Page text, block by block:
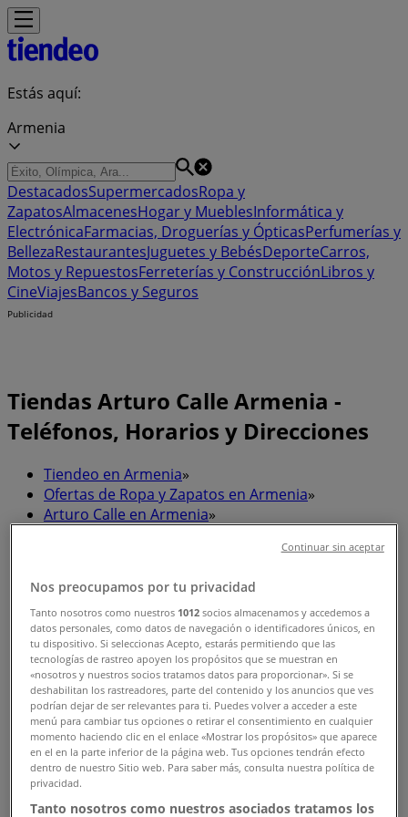
Estás aquí:
Armenia
DestacadosSupermercadosRopa y
ZapatosAlmacenesHogar y MueblesInformática y
ElectrónicaFarmacias, Droguerías y ÓpticasPerfumerías y
BellezaRestaurantesJuguetes y BebésDeporteCarros,
Motos y RepuestosFerreterías y ConstrucciónLibros y
CineViajesBancos y Seguros
Publicidad
Tiendas Arturo Calle Armenia -
Teléfonos, Horarios y Direcciones
Tiendeo en Armenia»
Ofertas de Ropa y Zapatos en Armenia»
Arturo Calle en Armenia»
Tiendas de Arturo Calle en Armenia
Arturo Calle
Calle 21 No 15-29 Centro, Calarcá
3.9 km
Abierto
Nos preocupamos por tu privacidad
Tanto nosotros como nuestros 1012 socios almacenamos y accedemos a
datos personales, como datos de navegación o identificadores únicos, en
tu dispositivo. Si seleccionas Acepto, estarás permitiendo que las
tecnologías de rastreo apoyen los propósitos que se muestran en
«nosotros y nuestros socios tratamos datos para proporcionar». Si se
deshabilitan los rastreadores, parte del contenido y los anuncios que ves
podrían dejar de ser relevantes para ti. Puedes volver a acceder a este
menú para cambiar tus opciones o retirar el consentimiento en cualquier
momento haciendo clic en el enlace «Mostrar los propósitos» que aparece
en el en la parte inferior de la página web. Tus opciones tendrán efecto
dentro de nuestro Sitio web. Para saber más, consulta nuestra política de
privacidad.
Tanto nosotros como nuestros asociados tratamos los
Continuar sin aceptar